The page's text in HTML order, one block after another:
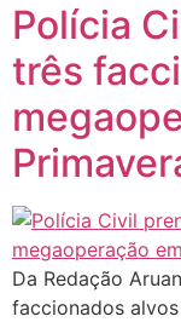
Polícia
três
Da Redação
faccionados